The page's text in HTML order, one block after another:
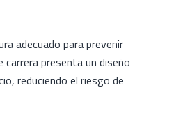
adecuado para prevenir
carrera presenta un diseño
reduciendo el riesgo de